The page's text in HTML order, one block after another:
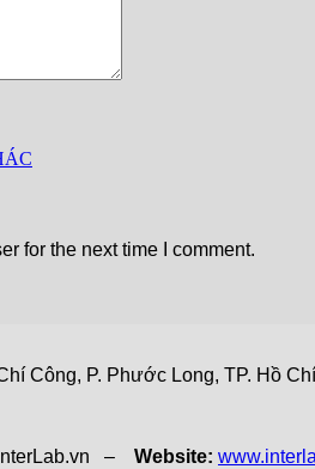
for the next time I comment.
Công, P. Phước Long, TP. Hồ
– Website: